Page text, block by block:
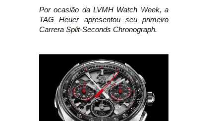
Por ocasião da LVMH Watch Week, a
TAG Heuer apresentou seu primeiro
Carrera Split-Seconds Chronograph.